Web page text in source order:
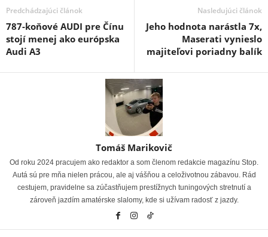
Predchádzajúci článok
787-koňové AUDI pre Čínu
stojí menej ako európska
Audi A3
Nasledujúci článok
Jeho hodnota narástla 7x,
Maserati vynieslo
majiteľovi poriadny balík
Tomáš Marikovič
Od roku 2024 pracujem ako redaktor a som členom redakcie magazínu Stop.
Autá sú pre mňa nielen prácou, ale aj vášňou a celoživotnou zábavou. Rád
cestujem, pravidelne sa zúčastňujem prestížnych tuningových stretnutí a
zároveň jazdím amatérske slalomy, kde si užívam radosť z jazdy.